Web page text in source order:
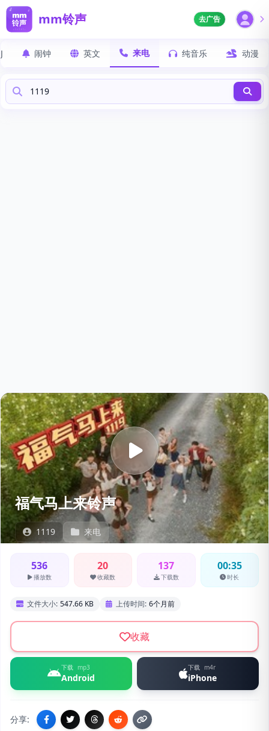
mm铃声 去广告
闹钟 英文 来电 纯音乐 动漫
福气马上来铃声
1119 来电
536
播放数
20
收藏数
137
下载数
00:35
时长
文件大小: 547.66 KB 上传时间: 6个月前
收藏
下载 mp3
Android
下载 m4r
iPhone
分享: